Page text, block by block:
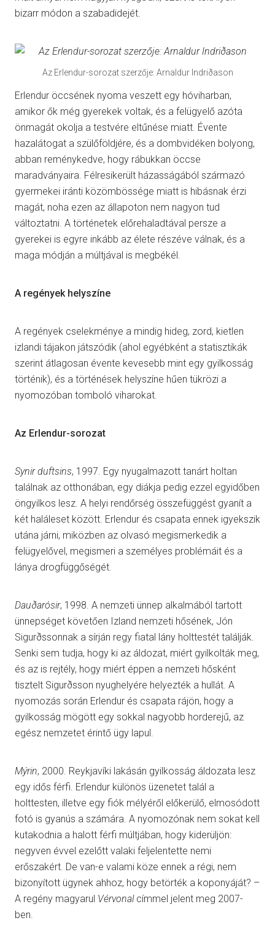
bizarr módon a szabadidejét.
Az Erlendur-sorozat szerzője: Arnaldur Indriðason
Erlendur öccsének nyoma veszett egy hóviharban,
amikor ők még gyerekek voltak, és a felügyelő azóta
önmagát okolja a testvére eltűnése miatt. Évente
hazalátogat a szülőföldjére, és a dombvidéken bolyong,
abban reménykedve, hogy rábukkan öccse
maradványaira. Félresikerült házasságából származó
gyermekei iránti közömbössége miatt is hibásnak érzi
magát, noha ezen az állapoton nem nagyon tud
változtatni. A történetek előrehaladtával persze a
gyerekei is egyre inkább az élete részéve válnak, és a
maga módján a múltjával is megbékél.
A regények helyszíne
A regények cselekménye a mindig hideg, zord, kietlen
izlandi tájakon játszódik (ahol egyébként a statisztikák
szerint átlagosan évente kevesebb mint egy gyilkosság
történik), és a történések helyszíne hűen tükrözi a
nyomozóban tomboló viharokat.
Az Erlendur-sorozat
Synir duftsins, 1997. Egy nyugalmazott tanárt holtan
találnak az otthonában, egy diákja pedig ezzel egyidőben
öngyilkos lesz. A helyi rendőrség összefüggést gyanít a
két haláleset között. Erlendur és csapata ennek igyekszik
utána járni, miközben az olvasó megismerkedik a
felügyelővel, megismeri a személyes problémáit és a
lánya drogfüggőségét.
Dauðarósir, 1998. A nemzeti ünnep alkalmából tartott
ünnepséget követően Izland nemzeti hősének, Jón
Sigurðssonnak a sírján regy fiatal lány holttestét találják.
Senki sem tudja, hogy ki az áldozat, miért gyilkolták meg,
és az is rejtély, hogy miért éppen a nemzeti hősként
tisztelt Sigurðsson nyughelyére helyezték a hullát. A
nyomozás során Erlendur és csapata rájön, hogy a
gyilkosság mögött egy sokkal nagyobb horderejű, az
egész nemzetet érintő ügy lapul.
Mýrin, 2000. Reykjavíki lakásán gyilkosság áldozata lesz
egy idős férfi. Erlendur különös üzenetet talál a
holttesten, illetve egy fiók mélyéről előkerülő, elmosódott
fotó is gyanús a számára. A nyomozónak nem sokat kell
kutakodnia a halott férfi múltjában, hogy kiderüljön:
negyven évvel ezelőtt valaki feljelentette nemi
erőszakért. De van-e valami köze ennek a régi, nem
bizonyított ügynek ahhoz, hogy betörték a koponyáját? –
A regény magyarul Vérvonal címmel jelent meg 2007-
ben.